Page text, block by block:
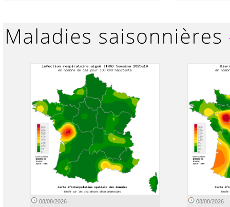
08/08/2026 08/08/2026